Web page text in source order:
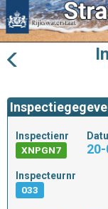
Inspectienr
XNPGN7
Inspecteurnr
033